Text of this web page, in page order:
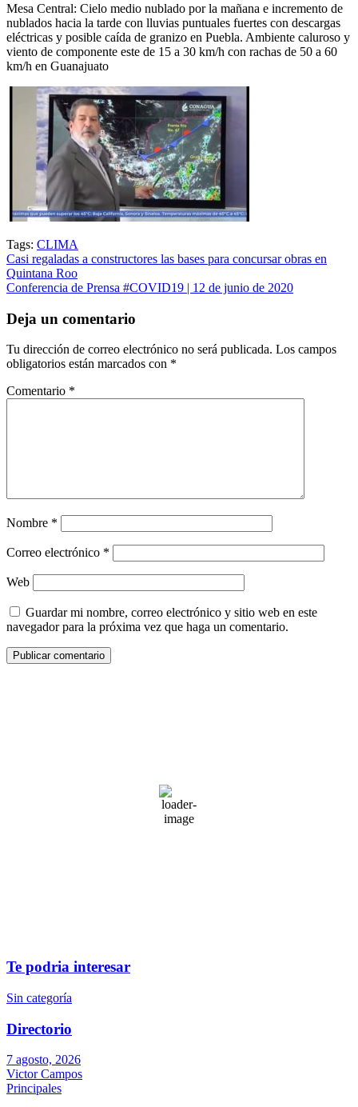
Mesa Central: Cielo medio nublado por la mañana e incremento de
nublados hacia la tarde con lluvias puntuales fuertes con descargas
eléctricas y posible caída de granizo en Puebla. Ambiente caluroso y
viento de componente este de 15 a 30 km/h con rachas de 50 a 60
km/h en Guanajuato
Tags: CLIMA
Navegación
de
Casi regaladas a constructores las bases para concursar obras en
Quintana Roo
Conferencia de Prensa #COVID19 | 12 de junio de 2020
Deja un comentario
Tu dirección de correo electrónico no será publicada. Los campos
obligatorios están marcados con *
Comentario *
Nombre *
Correo electrónico *
Web
Guardar mi nombre, correo electrónico y sitio web en este
navegador para la próxima vez que haga un comentario.
83 %
1016 mb
Te podria interesar
Sin categoría
Directorio
7 agosto, 2026
Victor Campos
Principales